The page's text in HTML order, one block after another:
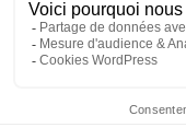
Contactez-nous-
confidentialité-